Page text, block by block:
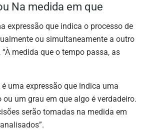
Na medida em que
expressão que indica o processo de
ou simultaneamente a outro
medida que o tempo passa, as
é uma expressão que indica uma
um grau em que algo é verdadeiro.
serão tomadas na medida em